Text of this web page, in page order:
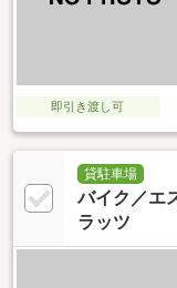
即引き渡し可
貸駐車場
バイク／エ
ラッツ